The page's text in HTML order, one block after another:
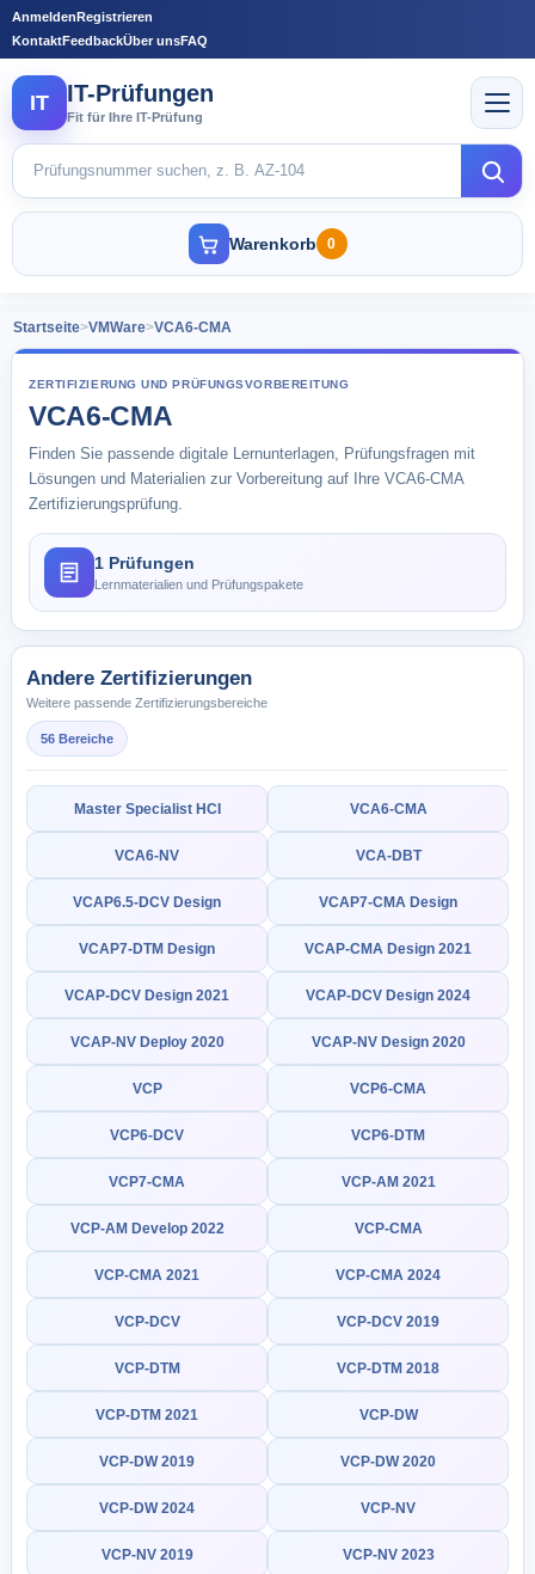
AnmeldenRegistrieren
KontaktFeedbackÜber unsFAQ
IT IT-Prüfungen
Fit für Ihre IT-Prüfung
Warenkorb 0
Startseite>VMWare>VCA6-CMA
ZERTIFIZIERUNG UND PRÜFUNGSVORBEREITUNG
VCA6-CMA
Finden Sie passende digitale Lernunterlagen, Prüfungsfragen mit
Lösungen und Materialien zur Vorbereitung auf Ihre VCA6-CMA
Zertifizierungsprüfung.
1 Prüfungen
Lernmaterialien und Prüfungspakete
Andere Zertifizierungen
Weitere passende Zertifizierungsbereiche
56 Bereiche
Master Specialist HCI VCA6-CMA
VCA6-NV VCA-DBT
VCAP6.5-DCV Design VCAP7-CMA Design
VCAP7-DTM Design VCAP-CMA Design 2021
VCAP-DCV Design 2021 VCAP-DCV Design 2024
VCAP-NV Deploy 2020 VCAP-NV Design 2020
VCP VCP6-CMA
VCP6-DCV VCP6-DTM
VCP7-CMA VCP-AM 2021
VCP-AM Develop 2022 VCP-CMA
VCP-CMA 2021 VCP-CMA 2024
VCP-DCV VCP-DCV 2019
VCP-DTM VCP-DTM 2018
VCP-DTM 2021 VCP-DW
VCP-DW 2019 VCP-DW 2020
VCP-DW 2024 VCP-NV
VCP-NV 2019 VCP-NV 2023